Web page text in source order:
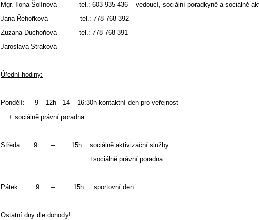
Mgr. Ilona Šolínová tel.: 603 935 436 – vedoucí, sociální poradkyně a sociálně
Jana Řehořková tel.: 778 768 392
Zuzana Duchoňová tel.: 778 768 391
Jaroslava Straková
Úřední hodiny:
Pondělí: 9 – 12h 14 – 16:30h kontaktní den pro veřejnost
+ sociálně právní poradna
Středa : 9 – 15h sociálně aktivizační služby
+sociálně právní
Pátek: 9 – 15h sportovní den
Ostatní dny dle dohody!